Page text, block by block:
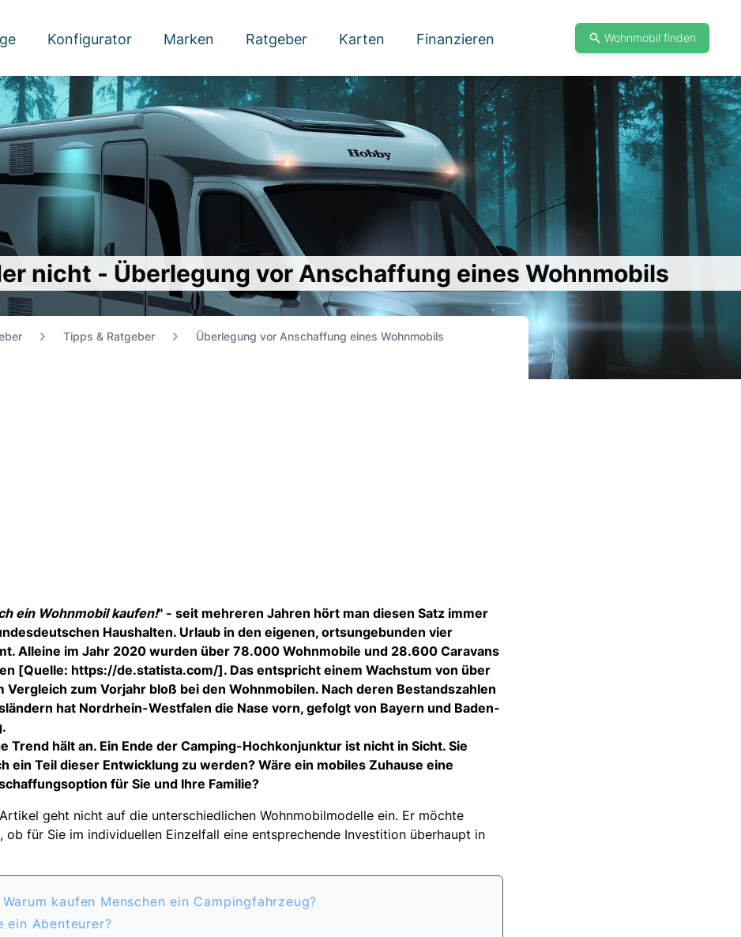
Konfigurator Marken Ratgeber Karten Finanzieren Wohnmobil finden
nicht - Überlegung vor Anschaffung eines Wohnmobils
Tipps & Ratgeber Überlegung vor Anschaffung eines Wohnmobils
ein Wohnmobil kaufen!" - seit mehreren Jahren hört man diesen Satz immer
Haushalten. Urlaub in den eigenen, ortsungebunden vier
Alleine im Jahr 2020 wurden über 78.000 Wohnmobile und 28.600 Caravans
[Quelle: https://de.statista.com/]. Das entspricht einem Wachstum von über
Vergleich zum Vorjahr bloß bei den Wohnmobilen. Nach deren Bestandszahlen
hat Nordrhein-Westfalen die Nase vorn, gefolgt von Bayern und Baden-
Trend hält an. Ein Ende der Camping-Hochkonjunktur ist nicht in Sicht. Sie
ein Teil dieser Entwicklung zu werden? Wäre ein mobiles Zuhause eine
für Sie und Ihre Familie?
geht nicht auf die unterschiedlichen Wohnmobilmodelle ein. Er möchte
ob für Sie im individuellen Einzelfall eine entsprechende Investition überhaupt in
Warum kaufen Menschen ein Campingfahrzeug?
ein Abenteurer?